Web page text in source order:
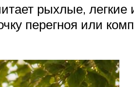
рыхлые,
перегноя или